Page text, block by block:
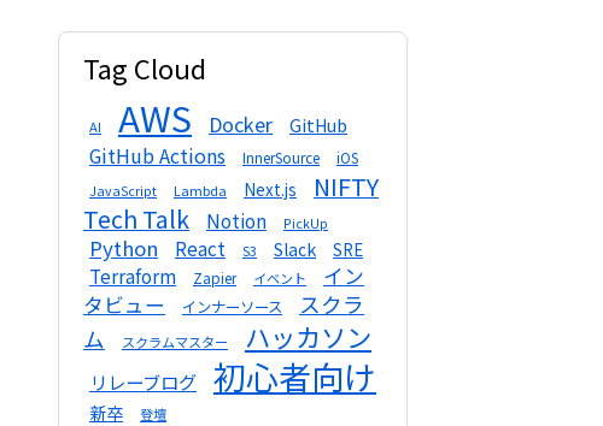
Tag Cloud
AI AWS Docker GitHub
GitHub Actions InnerSource iOS
JavaScript Lambda Next.js
NIFTY
Tech Talk
Notion PickUp
Python React S3 Slack SRE
Terraform Zapier イベント
イン
タビュー
インナーソース
スクラ
ム
スクラムマスター ハッカソン
リレーブログ 初心者向け
新卒 登壇